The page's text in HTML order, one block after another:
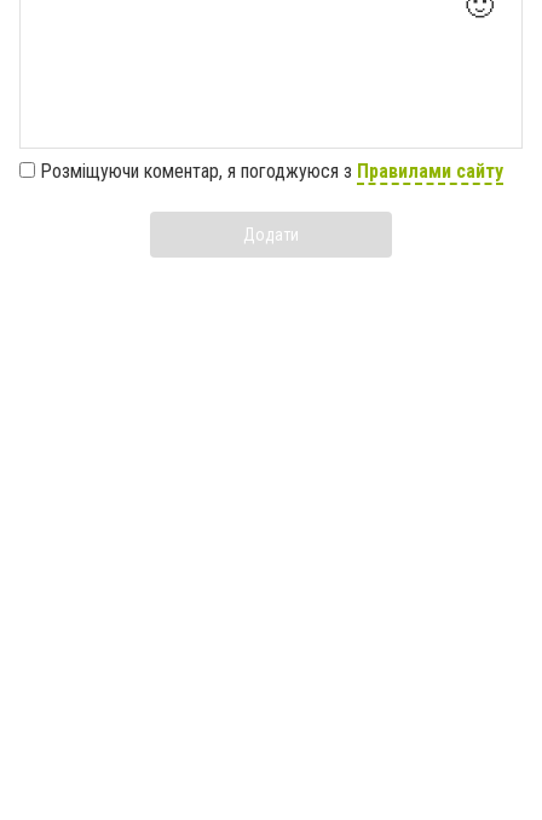
Розміщуючи коментар, я погоджуюся з Правилами сайту
Додати